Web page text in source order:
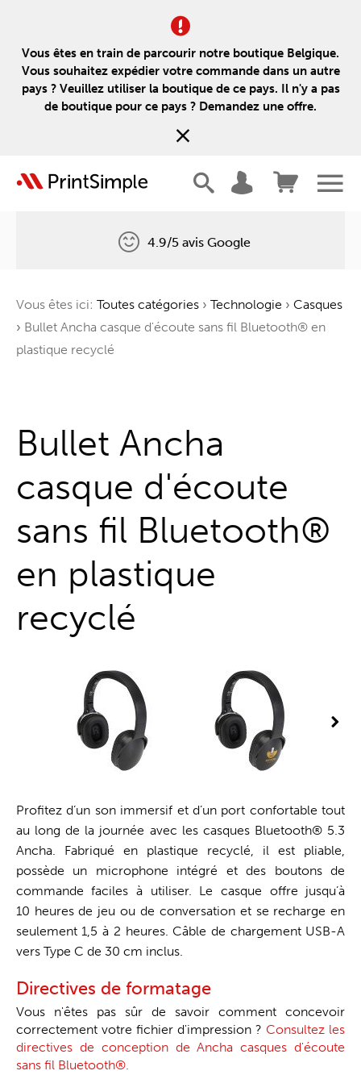
Vous êtes en train de parcourir notre boutique Belgique.
Vous souhaitez expédier votre commande dans un autre
pays ? Veuillez utiliser la boutique de ce pays. Il n'y a pas
de boutique pour ce pays ? Demandez une offre.
Un arbre pour chaque commande
4.9/5 avis Google
Vous êtes ici: Toutes catégories › Technologie › Casques
› Bullet Ancha casque d'écoute sans fil Bluetooth® en
plastique recyclé
Bullet Ancha
casque d'écoute
sans fil Bluetooth®
en plastique
recyclé
Profitez d’un son immersif et d’un port confortable tout
au long de la journée avec les casques Bluetooth® 5.3
Ancha. Fabriqué en plastique recyclé, il est pliable,
possède un microphone intégré et des boutons de
commande faciles à utiliser. Le casque offre jusqu’à
10 heures de jeu ou de conversation et se recharge en
seulement 1,5 à 2 heures. Câble de chargement USB-A
vers Type C de 30 cm inclus.
Directives de formatage
Vous n'êtes pas sûr de savoir comment concevoir
correctement votre fichier d'impression ?Consultez les
directives de conception de Ancha casques d'écoute
sans fil Bluetooth®.